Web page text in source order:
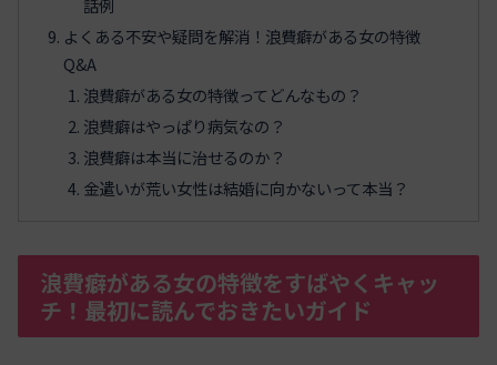
話例
よくある不安や疑問を解消！浪費癖がある女の特徴
Q&A
浪費癖がある女の特徴ってどんなもの？
浪費癖はやっぱり病気なの？
浪費癖は本当に治せるのか？
金遣いが荒い女性は結婚に向かないって本当？
浪費癖がある女の特徴をすばやくキャッ
チ！最初に読んでおきたいガイド